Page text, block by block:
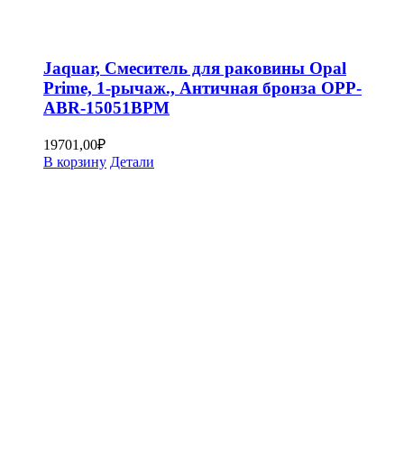
Jaquar, Смеситель для раковины Opal
Prime, 1-рычаж., Античная бронза OPP-
ABR-15051BPM
19701,00₽
В корзину Детали